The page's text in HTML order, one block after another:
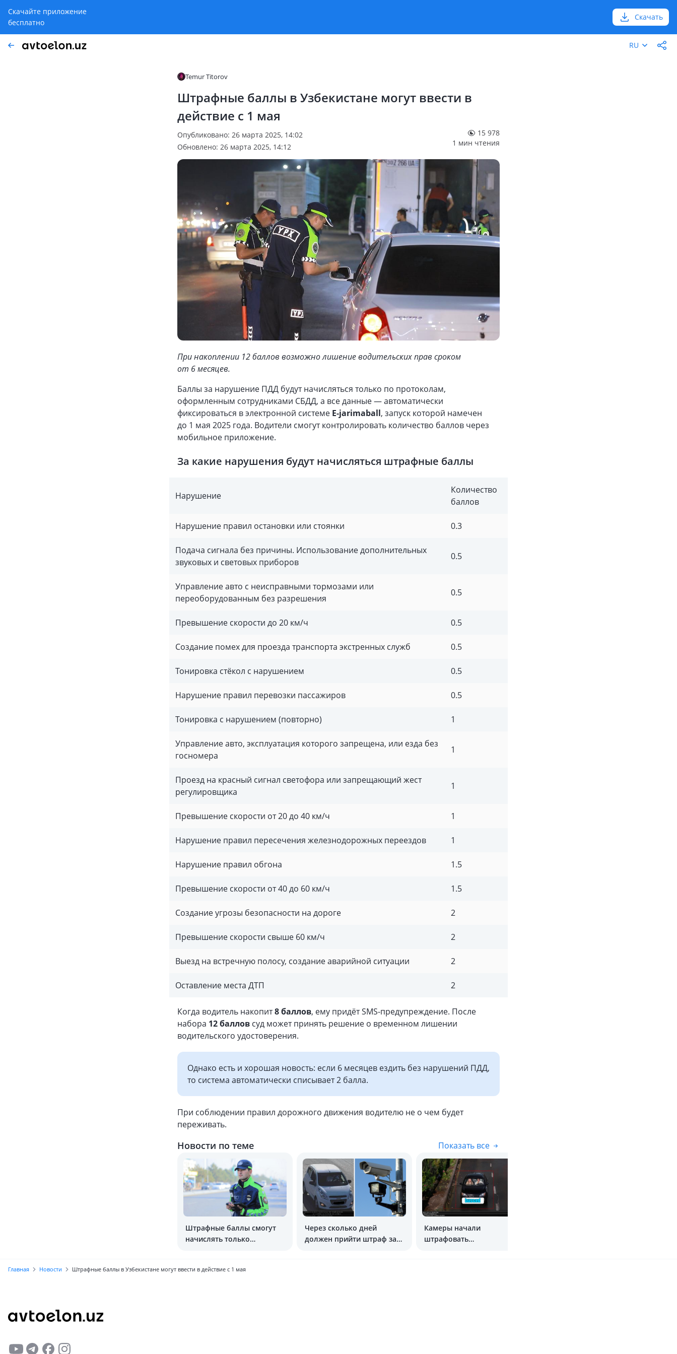
Скачайте приложение
бесплатно
Скачать
RU
Temur Titorov
Штрафные баллы в Узбекистане могут ввести в
действие с 1 мая
Опубликовано: 26 марта 2025, 14:02
Обновлено: 26 марта 2025, 14:12
15 978
1 мин чтения
При накоплении 12 баллов возможно лишение водительских прав сроком
от 6 месяцев.
Баллы за нарушение ПДД будут начисляться только по протоколам,
оформленным сотрудниками СБДД, а все данные — автоматически
фиксироваться в электронной системе E-jarimaball, запуск которой намечен
до 1 мая 2025 года. Водители смогут контролировать количество баллов через
мобильное приложение.
За какие нарушения будут начисляться штрафные баллы
Нарушение
Количество
баллов
Нарушение правил остановки или стоянки 0.3
Подача сигнала без причины. Использование дополнительных
звуковых и световых приборов
0.5
Управление авто с неисправными тормозами или
переоборудованным без разрешения
0.5
Превышение скорости до 20 км/ч 0.5
Создание помех для проезда транспорта экстренных служб 0.5
Тонировка стёкол с нарушением 0.5
Нарушение правил перевозки пассажиров 0.5
Тонировка с нарушением (повторно) 1
Управление авто, эксплуатация которого запрещена, или езда без
госномера
1
Проезд на красный сигнал светофора или запрещающий жест
регулировщика
1
Превышение скорости от 20 до 40 км/ч 1
Нарушение правил пересечения железнодорожных переездов 1
Нарушение правил обгона 1.5
Превышение скорости от 40 до 60 км/ч 1.5
Создание угрозы безопасности на дороге 2
Превышение скорости свыше 60 км/ч 2
Выезд на встречную полосу, создание аварийной ситуации 2
Оставление места ДТП 2
Когда водитель накопит8 баллов, ему придёт SMS-предупреждение. После
набора 12 баллов суд может принять решение о временном лишении
водительского удостоверения.
Однако есть и хорошая новость: если 6 месяцев ездить без нарушений ПДД,
то система автоматически списывает 2 балла.
При соблюдении правил дорожного движения водителю не о чем будет
переживать.
Новости по теме Показать все
Штрафные баллы смогут
начислять только
Через сколько дней
должен прийти штраф за
Камеры начали
штрафовать
Главная Новости Штрафные баллы в Узбекистане могут ввести в действие с 1 мая